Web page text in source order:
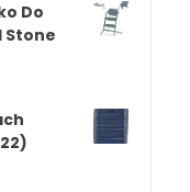
Do
Stone